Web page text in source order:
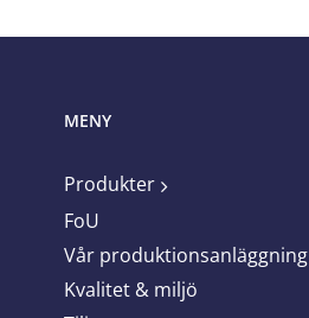
MENY
Produkter
FoU
Vår produktionsanläggning
Kvalitet & miljö